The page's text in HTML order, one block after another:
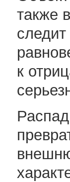
также
к